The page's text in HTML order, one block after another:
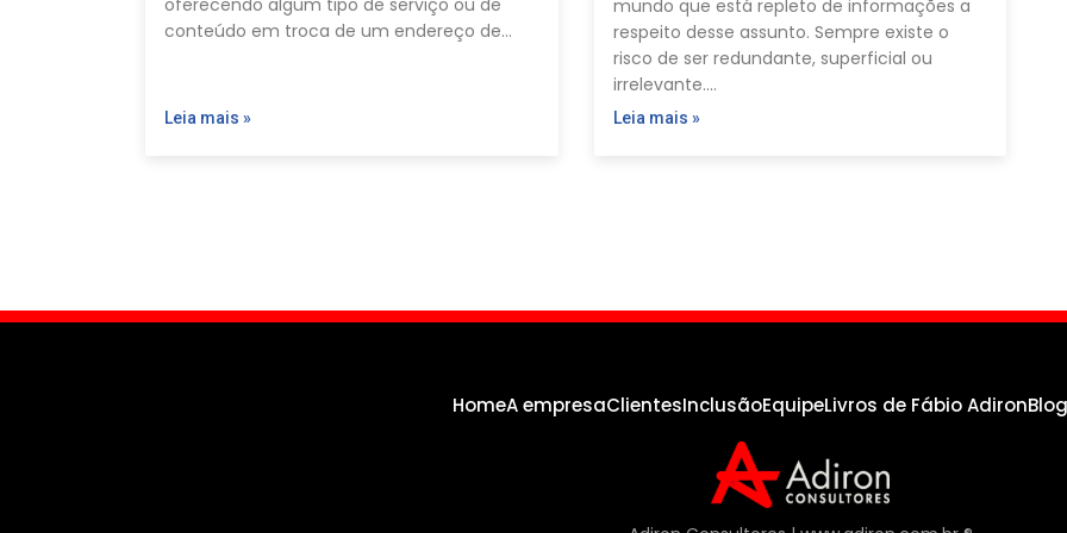
conteúdo em troca de um endereço de…
Leia mais »
mundo que está repleto de informações a
respeito desse assunto. Sempre existe o
risco de ser redundante, superficial ou
irrelevante.…
Leia mais »
HomeA empresaClientesInclusãoEquipeLivros de Fábio AdironBlog